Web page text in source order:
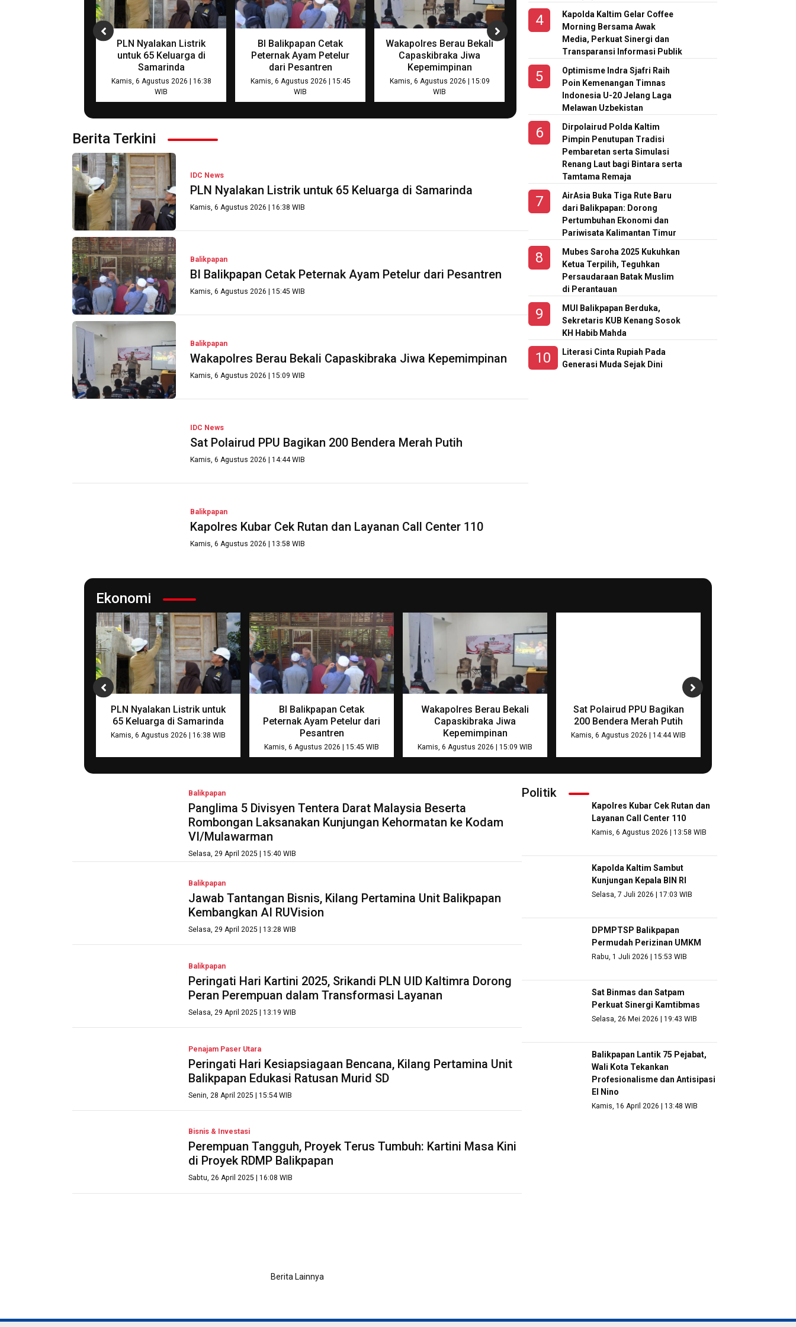
PLN Nyalakan Listrik
untuk 65 Keluarga di
Samarinda
Kamis, 6 Agustus 2026 | 16:38
WIB
BI Balikpapan Cetak
Peternak Ayam Petelur
dari Pesantren
Kamis, 6 Agustus 2026 | 15:45
WIB
Wakapolres Berau Bekali
Capaskibraka Jiwa
Kepemimpinan
Kamis, 6 Agustus 2026 | 15:09
WIB
Kapolres Kubar Cek
Rutan dan Layanan Call
Center 110
Kamis, 6 Agustus 2026 | 13:58
WIB
Pertamina RU V Salurkan
Bantuan dan Donasi Buku
untuk Anak-anak di Ring-
Rabu, 5 Agustus 2026 | 22:00 WIB
Berita Terkini
IDC News
PLN Nyalakan Listrik untuk 65 Keluarga di Samarinda
Kamis, 6 Agustus 2026 | 16:38 WIB
Balikpapan
BI Balikpapan Cetak Peternak Ayam Petelur dari Pesantren
Kamis, 6 Agustus 2026 | 15:45 WIB
Balikpapan
Wakapolres Berau Bekali Capaskibraka Jiwa Kepemimpinan
Kamis, 6 Agustus 2026 | 15:09 WIB
IDC News
Sat Polairud PPU Bagikan 200 Bendera Merah Putih
Kamis, 6 Agustus 2026 | 14:44 WIB
Balikpapan
Kapolres Kubar Cek Rutan dan Layanan Call Center 110
Kamis, 6 Agustus 2026 | 13:58 WIB
Kapolda Kaltim Gelar Coffee
Morning Bersama Awak
Media, Perkuat Sinergi dan
Transparansi Informasi Publik
Optimisme Indra Sjafri Raih
Poin Kemenangan Timnas
Indonesia U-20 Jelang Laga
Melawan Uzbekistan
Dirpolairud Polda Kaltim
Pimpin Penutupan Tradisi
Pembaretan serta Simulasi
Renang Laut bagi Bintara serta
Tamtama Remaja
AirAsia Buka Tiga Rute Baru
dari Balikpapan: Dorong
Pertumbuhan Ekonomi dan
Pariwisata Kalimantan Timur
Mubes Saroha 2025 Kukuhkan
Ketua Terpilih, Teguhkan
Persaudaraan Batak Muslim
di Perantauan
MUI Balikpapan Berduka,
Sekretaris KUB Kenang Sosok
KH Habib Mahda
Literasi Cinta Rupiah Pada
Generasi Muda Sejak Dini
Ekonomi
PLN Nyalakan Listrik untuk
65 Keluarga di Samarinda
Kamis, 6 Agustus 2026 | 16:38 WIB
BI Balikpapan Cetak
Peternak Ayam Petelur dari
Pesantren
Kamis, 6 Agustus 2026 | 15:45 WIB
Wakapolres Berau Bekali
Capaskibraka Jiwa
Kepemimpinan
Kamis, 6 Agustus 2026 | 15:09 WIB
Sat Polairud PPU Bagikan
200 Bendera Merah Putih
Kamis, 6 Agustus 2026 | 14:44 WIB
Balikpapan
Panglima 5 Divisyen Tentera Darat Malaysia Beserta
Rombongan Laksanakan Kunjungan Kehormatan ke Kodam
VI/Mulawarman
Selasa, 29 April 2025 | 15:40 WIB
Balikpapan
Jawab Tantangan Bisnis, Kilang Pertamina Unit Balikpapan
Kembangkan AI RUVision
Selasa, 29 April 2025 | 13:28 WIB
Balikpapan
Peringati Hari Kartini 2025, Srikandi PLN UID Kaltimra Dorong
Peran Perempuan dalam Transformasi Layanan
Selasa, 29 April 2025 | 13:19 WIB
Penajam Paser Utara
Peringati Hari Kesiapsiagaan Bencana, Kilang Pertamina Unit
Balikpapan Edukasi Ratusan Murid SD
Senin, 28 April 2025 | 15:54 WIB
Bisnis & Investasi
Perempuan Tangguh, Proyek Terus Tumbuh: Kartini Masa Kini
di Proyek RDMP Balikpapan
Sabtu, 26 April 2025 | 16:08 WIB
Politik
Kapolres Kubar Cek Rutan dan
Layanan Call Center 110
Kamis, 6 Agustus 2026 | 13:58 WIB
Kapolda Kaltim Sambut
Kunjungan Kepala BIN RI
Selasa, 7 Juli 2026 | 17:03 WIB
DPMPTSP Balikpapan
Permudah Perizinan UMKM
Rabu, 1 Juli 2026 | 15:53 WIB
Sat Binmas dan Satpam
Perkuat Sinergi Kamtibmas
Selasa, 26 Mei 2026 | 19:43 WIB
Balikpapan Lantik 75 Pejabat,
Wali Kota Tekankan
Profesionalisme dan Antisipasi
El Nino
Kamis, 16 April 2026 | 13:48 WIB